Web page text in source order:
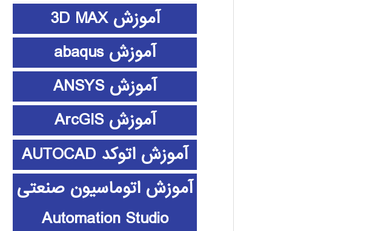
آموزش 3D MAX
آموزش abaqus
آموزش ANSYS
آموزش ArcGIS
آموزش اتوکد AUTOCAD
آموزش اتوماسیون صنعتی
Automation Studio